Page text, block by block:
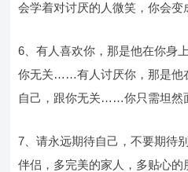
会学着对讨厌的人微笑，你会变
6、有人喜欢你，那是他在你身
你无关……有人讨厌你，那是他
自己，跟你无关……你只需坦然
7、请永远期待自己，不要期待
伴侣，多完美的家人，多贴心